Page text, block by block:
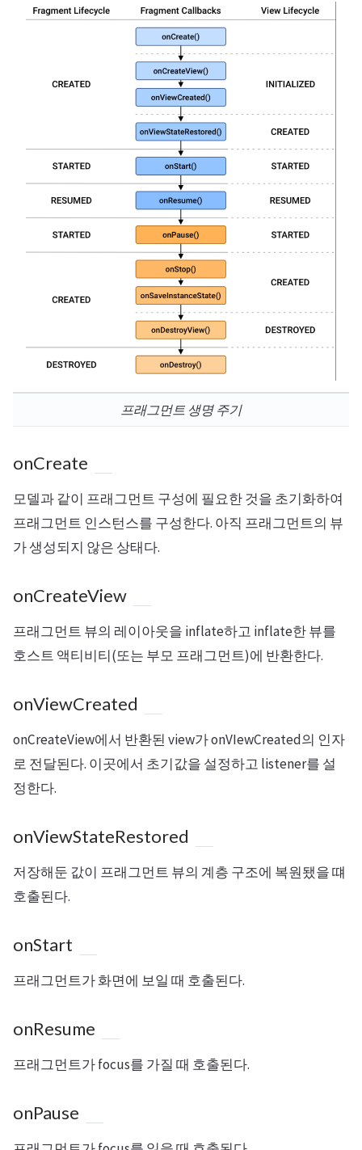
프래그먼트 생명 주기
onCreate
모델과 같이 프래그먼트 구성에 필요한 것을 초기화하여
프래그먼트 인스턴스를 구성한다. 아직 프래그먼트의 뷰
가 생성되지 않은 상태다.
onCreateView
프래그먼트 뷰의 레이아웃을 inflate하고 inflate한 뷰를
호스트 액티비티(또는 부모 프래그먼트)에 반환한다.
onViewCreated
onCreateView에서 반환된 view가 onVIewCreated의 인자
로 전달된다. 이곳에서 초기값을 설정하고 listener를 설
정한다.
onViewStateRestored
저장해둔 값이 프래그먼트 뷰의 계층 구조에 복원됐을 떄
호출된다.
onStart
프래그먼트가 화면에 보일 때 호출된다.
onResume
프래그먼트가 focus를 가질 때 호출된다.
onPause